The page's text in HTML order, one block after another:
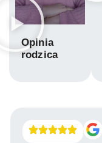
Opinia
rodzica